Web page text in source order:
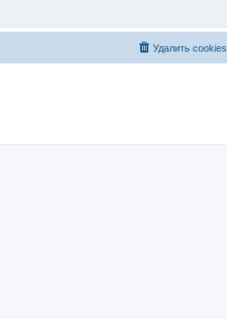
Удалить cookies